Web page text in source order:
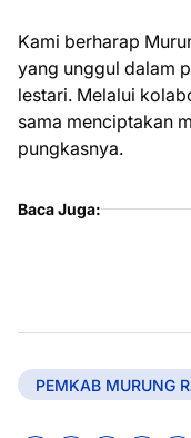
Kami berharap
yang unggul dalam
lestari. Melalui
sama menciptakan
pungkasnya.
Baca Juga:
PEMKAB MURUNG